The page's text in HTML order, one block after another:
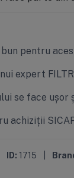
pentru
expert
se face ușor
achiziții
ID: 1715